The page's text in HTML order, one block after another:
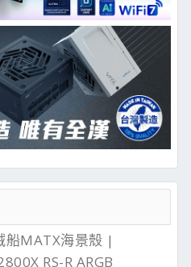
船MATX海景殼 |
RS-R ARGB